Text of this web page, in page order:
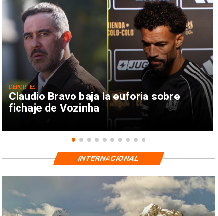
Claudio Bravo baja la euforia sobre
fichaje de Vozinha
DEPORTES
INTERNACIONAL